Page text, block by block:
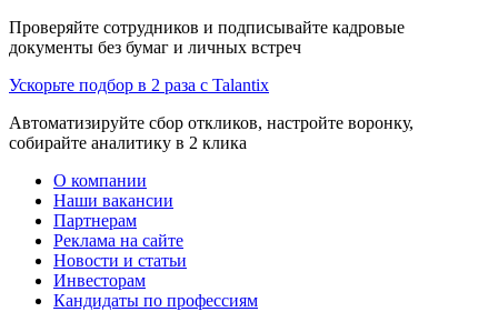
Проверяйте сотрудников и подписывайте кадровые
документы без бумаг и личных встреч
Ускорьте подбор в 2 раза с Talantix
Автоматизируйте сбор откликов, настройте воронку,
собирайте аналитику в 2 клика
О компании
Наши вакансии
Партнерам
Реклама на сайте
Новости и статьи
Инвесторам
Кандидаты по профессиям